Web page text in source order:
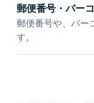
郵便番号・バー
郵便番号や、バー
す。